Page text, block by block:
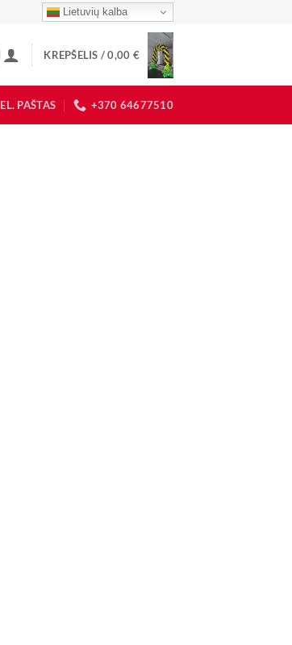
Lietuvių kalba
KREPŠELIS /0,00 €
EL. PAŠTAS +370 64677510